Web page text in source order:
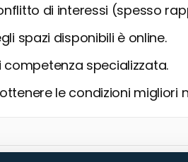
di interessi (spesso
spazi disponibili è online.
competenza specializzata.
le condizioni migliori